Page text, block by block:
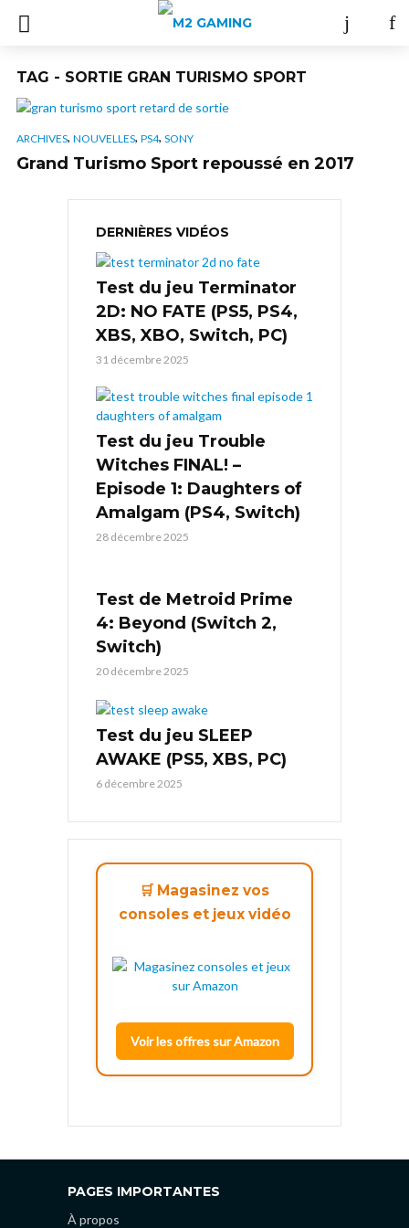
TAG - SORTIE GRAN TURISMO SPORT
ARCHIVES, NOUVELLES, PS4, SONY
Grand Turismo Sport repoussé en 2017
DERNIÈRES VIDÉOS
Test du jeu Terminator
2D: NO FATE (PS5, PS4,
XBS, XBO, Switch, PC)
31 décembre 2025
Test du jeu Trouble
Witches FINAL! –
Episode 1: Daughters of
Amalgam (PS4, Switch)
28 décembre 2025
Test de Metroid Prime
4: Beyond (Switch 2,
Switch)
20 décembre 2025
Test du jeu SLEEP
AWAKE (PS5, XBS, PC)
6 décembre 2025
🛒 Magasinez vos
consoles et jeux vidéo
Voir les offres sur Amazon
PAGES IMPORTANTES
À propos